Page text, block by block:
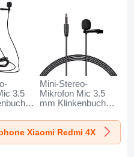
3.5
Mini-Stereo-
Mikrofon Mic 3.5
mm Klinkenbuchse
Redmi 4X Schwarz
Xiaomi Redmi 4X